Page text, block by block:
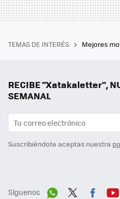
TEMAS DE INTERÉS Mejores
RECIBE "Xatakaletter",
SEMANAL
Suscribiéndote aceptas nuestra
Síguenos